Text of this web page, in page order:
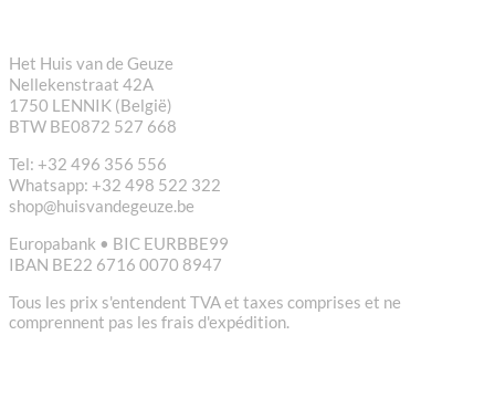
Het Huis van de Geuze
Nellekenstraat 42A
1750 LENNIK (België)
BTW BE0872 527 668
Tel: +32 496 356 556
Whatsapp: +32 498 522 322
shop@huisvandegeuze.be
Europabank • BIC EURBBE99
IBAN BE22 6716 0070 8947
Tous les prix s'entendent TVA et taxes comprises et ne
comprennent pas les frais d'expédition.